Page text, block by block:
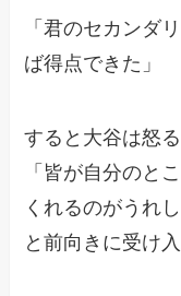
「君のセカンダ
ば得点できた」
すると大谷は怒る
「皆が自分のと
くれるのがうれし
と前向きに受け